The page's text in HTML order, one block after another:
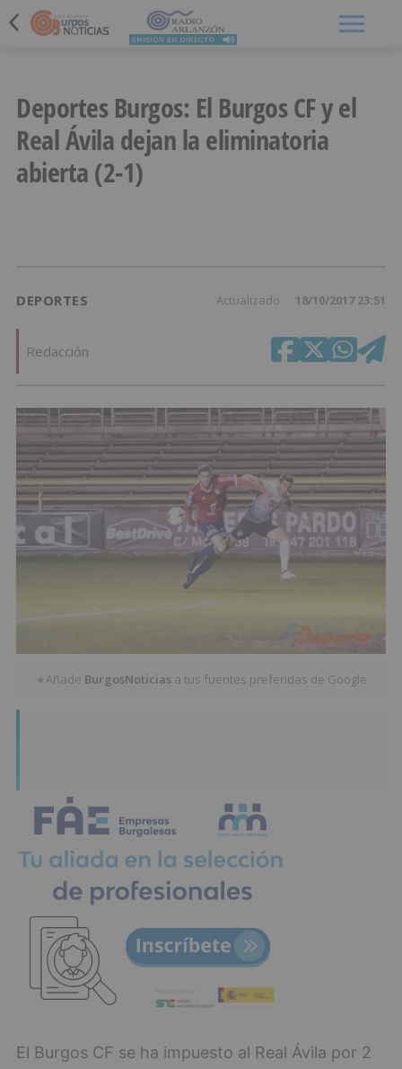
Deportes Burgos: El Burgos CF y el
Real Ávila dejan la eliminatoria
abierta (2-1)
DEPORTES Actualizado 18/10/2017 23:51
Redacción
★Añade BurgosNoticias a tus fuentes preferidas de Google
El Burgos CF se ha impuesto al Real Ávila por 2